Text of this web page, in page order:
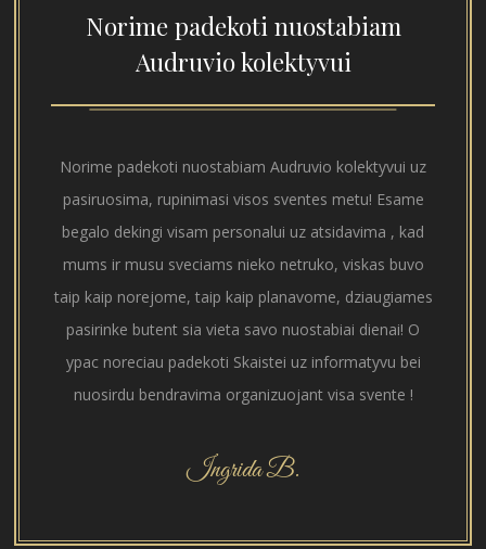
Norime padekoti nuostabiam
Audruvio kolektyvui
Norime padekoti nuostabiam Audruvio kolektyvui uz
pasiruosima, rupinimasi visos sventes metu! Esame
begalo dekingi visam personalui uz atsidavima , kad
mums ir musu sveciams nieko netruko, viskas buvo
taip kaip norejome, taip kaip planavome, dziaugiames
pasirinke butent sia vieta savo nuostabiai dienai! O
ypac noreciau padekoti Skaistei uz informatyvu bei
nuosirdu bendravima organizuojant visa svente !
Ingrida B.